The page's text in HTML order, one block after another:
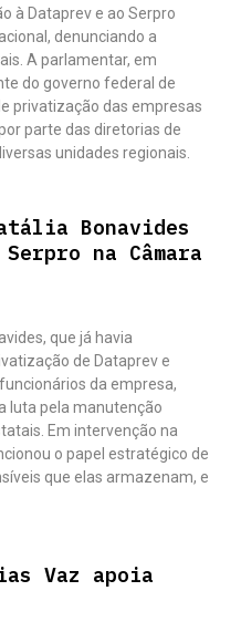
à Dataprev e ao Serpro
denunciando a
A parlamentar, em
do governo federal de
privatização das empresas
parte das diretorias de
unidades regionais.
Bonavides
na Câmara
que já havia
de Dataprev e
da empresa,
luta pela manutenção
Em intervenção na
o papel estratégico de
que elas armazenam, e
Vaz apoia